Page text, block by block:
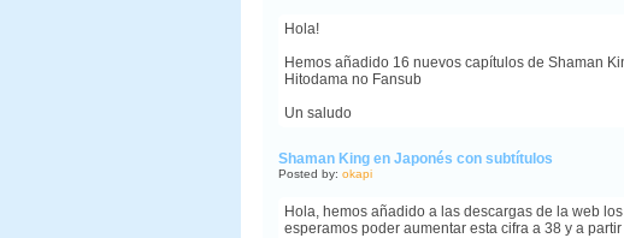
Hola!
Hemos añadido 16 nuevos capítulos de Shaman
Hitodama no Fansub
Un saludo
Shaman King en Japonés con subtítulos
Posted by: okapi
Hola, hemos añadido a las descargas de la web
esperamos poder aumentar esta cifra a 38 y a